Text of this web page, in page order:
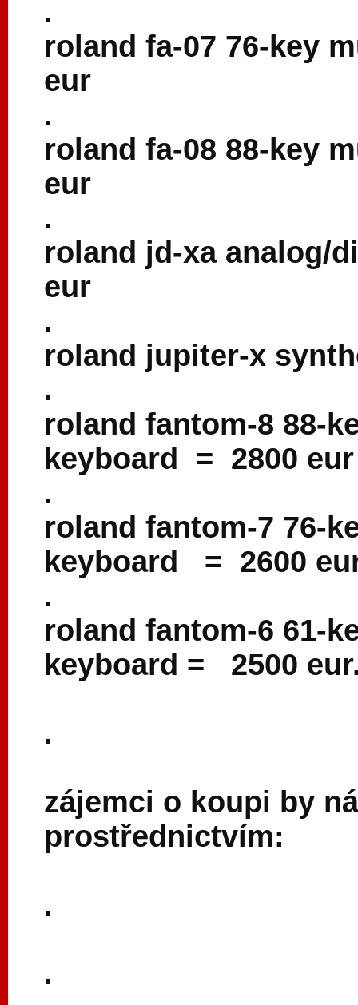
.
roland fa-07 76-key
eur
.
roland fa-08 88-key
eur
.
roland jd-xa analog/
eur
.
roland jupiter-x
.
roland fantom-8 88-
keyboard = 2800 eur
.
roland fantom-7 76-
keyboard = 2600
.
roland fantom-6 61-
keyboard = 2500
.
zájemci o koupi by
prostřednictvím:
.
.